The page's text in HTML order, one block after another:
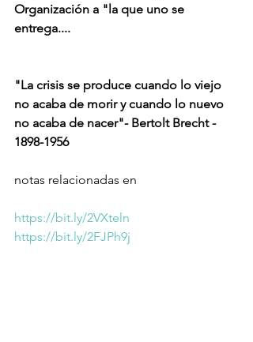
Organización a "la que uno se
entrega....
"La crisis se produce cuando lo viejo
no acaba de morir y cuando lo nuevo
no acaba de nacer"- Bertolt Brecht -
1898-1956
notas relacionadas en
https://bit.ly/2VXteln
https://bit.ly/2FJPh9j